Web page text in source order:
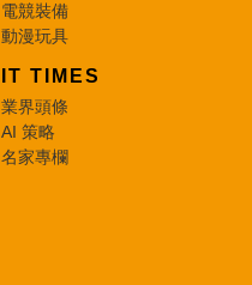
電競裝備
動漫玩具
IT TIMES
業界頭條
AI 策略
名家專欄